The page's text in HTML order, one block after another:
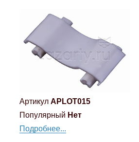
Артикул APLOT015
Популярный Нет
Подробнее...